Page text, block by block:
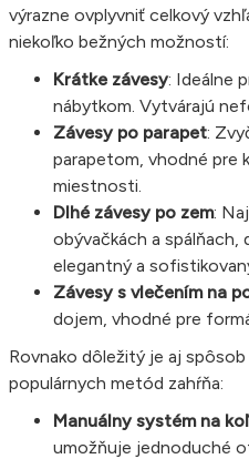
výrazne ovplyvniť celkový
niekoľko bežných možností:
Krátke závesy: Ideálne
nábytkom. Vytvárajú
Závesy po parapet:
parapetom, vhodné pre
miestnosti.
Dlhé závesy po zem:
obývačkách a
elegantný a
Závesy s vlečením na
dojem, vhodné pre
Rovnako dôležitý je aj
populárnych metód zahŕňa:
Manuálny systém na
umožňuje jednoduché